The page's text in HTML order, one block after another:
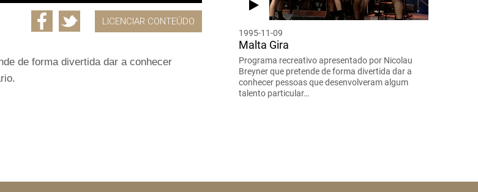
LICENCIAR CONTEÚDO
de forma divertida dar a conhecer
1995-11-09
Malta Gira
Programa recreativo apresentado por Nicolau
Breyner que pretende de forma divertida dar a
conhecer pessoas que desenvolveram algum
talento particular…